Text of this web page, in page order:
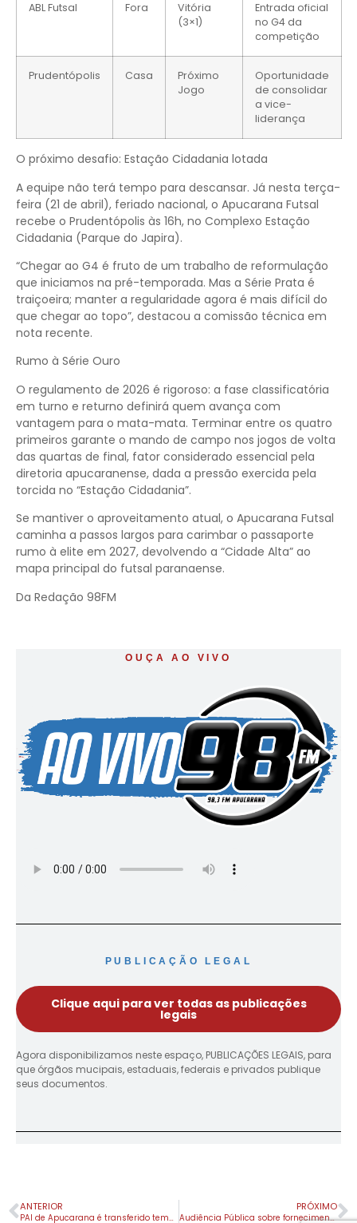
ABL Futsal Fora
Vitória
(3×1)
Entrada oficial
no G4 da
competição
Prudentópolis Casa
Próximo
Jogo
Oportunidade
de consolidar
a vice-
liderança
O próximo desafio: Estação Cidadania lotada
A equipe não terá tempo para descansar. Já nesta terça-
feira (21 de abril), feriado nacional, o Apucarana Futsal
recebe o Prudentópolis às 16h, no Complexo Estação
Cidadania (Parque do Japira).
“Chegar ao G4 é fruto de um trabalho de reformulação
que iniciamos na pré-temporada. Mas a Série Prata é
traiçoeira; manter a regularidade agora é mais difícil do
que chegar ao topo”, destacou a comissão técnica em
nota recente.
Rumo à Série Ouro
O regulamento de 2026 é rigoroso: a fase classificatória
em turno e returno definirá quem avança com
vantagem para o mata-mata. Terminar entre os quatro
primeiros garante o mando de campo nos jogos de volta
das quartas de final, fator considerado essencial pela
diretoria apucaranense, dada a pressão exercida pela
torcida no “Estação Cidadania”.
Se mantiver o aproveitamento atual, o Apucarana Futsal
caminha a passos largos para carimbar o passaporte
rumo à elite em 2027, devolvendo a “Cidade Alta” ao
mapa principal do futsal paranaense.
Da Redação 98FM
OUÇA AO VIVO
PUBLICAÇÃO LEGAL
Clique aqui para ver todas as publicações
legais
Agora disponibilizamos neste espaço, PUBLICAÇÕES LEGAIS, para
que órgãos mucipais, estaduais, federais e privados publique
seus documentos.
ANTERIOR
PAI de Apucarana é transferido temporariamente para a UPA; entenda
PRÓXIMO
Audiência Pública sobre fornecimento de energia elétrica e água será realizada em Marilândia do Sul